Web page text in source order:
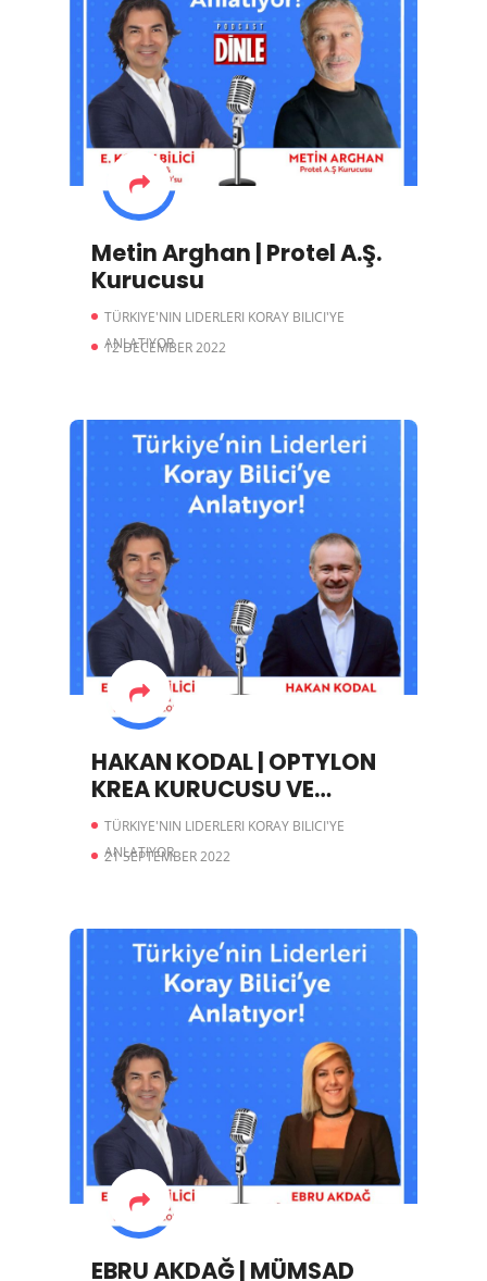
Metin Arghan | Protel A.Ş.
Kurucusu
TÜRKIYE'NIN LIDERLERI KORAY BILICI'YE
ANLATIYOR
12 DECEMBER 2022
HAKAN KODAL | OPTYLON
KREA KURUCUSU VE
YÖNETİM KURULU BAŞKANI
TÜRKIYE'NIN LIDERLERI KORAY BILICI'YE
ANLATIYOR
21 SEPTEMBER 2022
EBRU AKDAĞ | MÜMSAD